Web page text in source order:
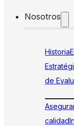
Nosotros
Historia
de
calidad